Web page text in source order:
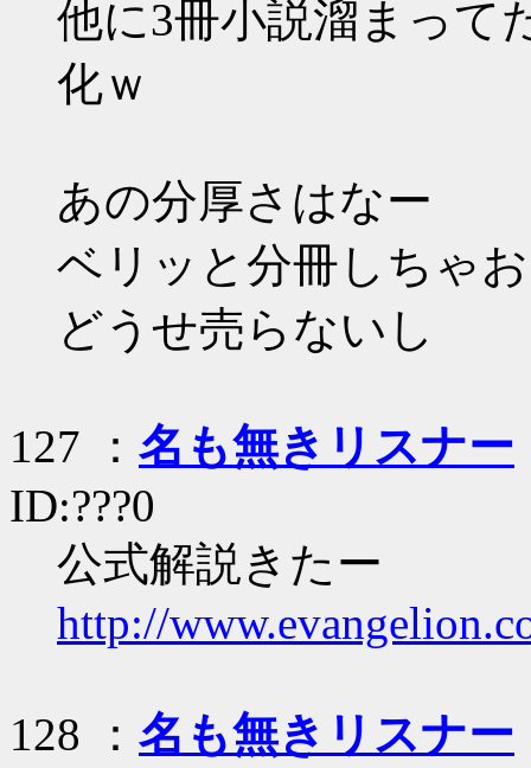
他に3冊小説溜まって
化ｗ
あの分厚さはなー
ベリッと分冊しちゃ
どうせ売らないし
127 ： 名も無きリスナー
ID:???0
公式解説きたー
http://
128 ： 名も無きリスナー